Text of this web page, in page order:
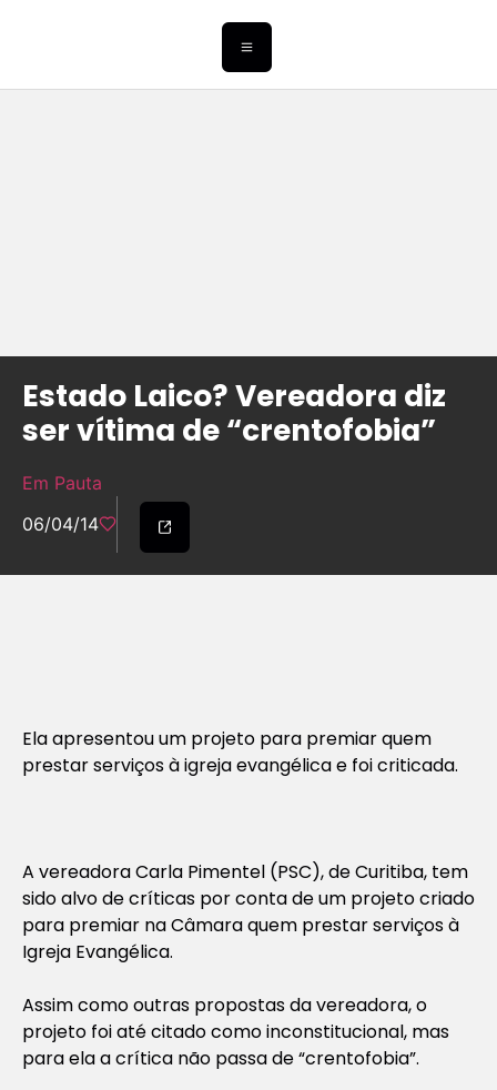
Estado Laico? Vereadora diz
ser vítima de “crentofobia”
Em Pauta
06/04/14
Ela apresentou um projeto para premiar quem
prestar serviços à igreja evangélica e foi criticada.
A vereadora Carla Pimentel (PSC), de Curitiba, tem
sido alvo de críticas por conta de um projeto criado
para premiar na Câmara quem prestar serviços à
Igreja Evangélica.
Assim como outras propostas da vereadora, o
projeto foi até citado como inconstitucional, mas
para ela a crítica não passa de “crentofobia”.